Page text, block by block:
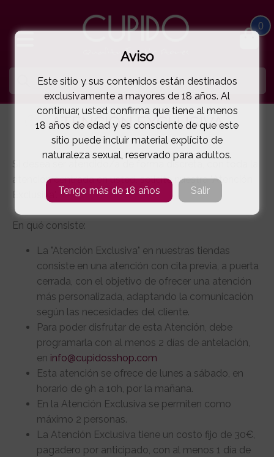
0
ATENCIÓN EXCLUSIVA
Si desea ser atendido/a de forma discreta, con toda la
atención centrada en usted, solicite nuestra "Atención
Exclusiva".
En qué consiste:
La "Atención Exclusiva" en nuestras tiendas
consiste en una atención con cita previa, a puerta
cerrada, con el objetivo de ofrecer una atención
más personalizada, adaptando la comunicación
según las necesidades del cliente.
Para poder disfrutar de esta Atención, debe
programarla con al menos 2 días de antelación,
en info@cupidosshop.com
Esta atención se ofrece de lunes a sábado, en
horario de 9h a 10h, por la mañana.
En la Atención Exclusiva se permiten como
máximo 2 personas.
La Atención Exclusiva tiene un costo fijo de 30€,
pagadero por anticipado, con al menos 1 día de
Aviso
Este sitio y sus contenidos están destinados
exclusivamente a mayores de 18 años. Al
continuar, usted confirma que tiene al menos
18 años de edad y es consciente de que este
sitio puede incluir material explícito de
naturaleza sexual, reservado para adultos.
Tengo más de 18 años Salir